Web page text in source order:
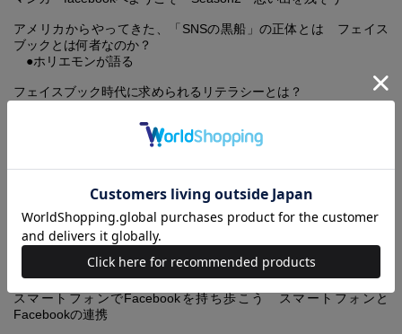
アメリカからやってきた、「SNSの黒船」の正体とは フェイス
ブックとは何者なのか？
●ホリエモンが語る
フェイスブック時代に求められるリテラシーとは？
ソーシャルネットワークの達人に学ぶ 私ならではのフェイスブ
個人活用術(1) 樺沢紫苑さん・精神科医 自分の得意な分野を
発信して「いいね！」を集める
個人活用術(2) 松川哲子さん（仮名）・女子大生 「7つの顔」
をもつ女子大生
個人活用術(3) 小山龍介さん・広告プロデューサー 未登録ユ
ーザーへも情報発信
スマートフォンでFacebookを持ち歩こう スマートフォンと
Facebookの連携